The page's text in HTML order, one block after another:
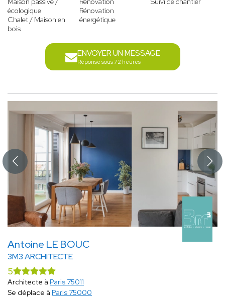
écologique
Chalet / Maison en
bois
Rénovation
énergétique
ENVOYER UN MESSAGE
Réponse sous 72 heures
Antoine LE BOUC
3M3 ARCHITECTE
5
Architecte à Paris 75011
Se déplace à Paris 75000